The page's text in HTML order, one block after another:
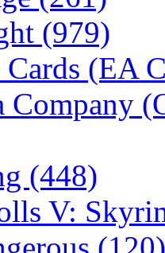
(979)
Cards (EA
Company
(448)
V: